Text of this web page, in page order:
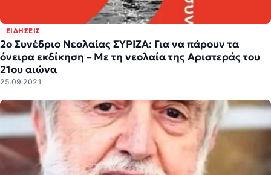
ΕΙΔΉΣΕΙΣ
2ο Συνέδριο Νεολαίας ΣΥΡΙΖΑ: Για να πάρουν τα
όνειρα εκδίκηση – Με τη νεολαία της Αριστεράς του
21ου αιώνα
25.09.2021